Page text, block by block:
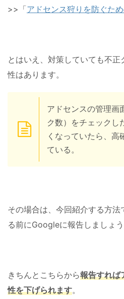
>>「アドセンス狩りを防ぐた
とはいえ、対策していても不
性はあります。
アドセンスの管理画
ク数）をチェックし
くなっていたら、高
ている。
その場合は、今回紹介する方
る前にGoogleに報告しましょう
きちんとこちらから報告すれば
性を下げられます。